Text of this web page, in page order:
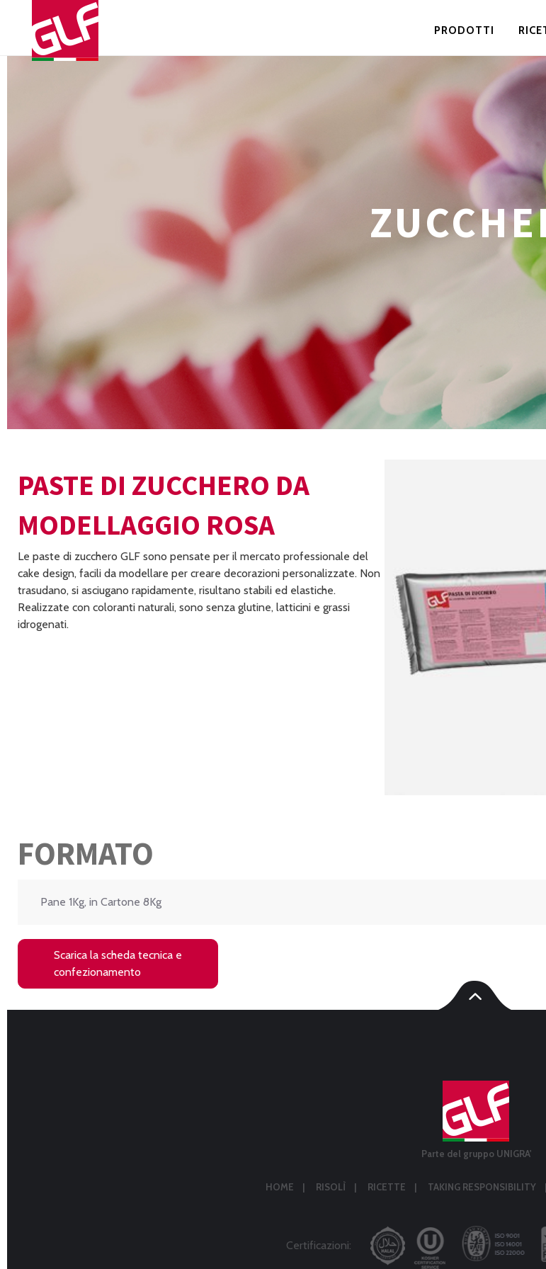
PRODOTTI
PASTE DI ZUCCHERO DA
MODELLAGGIO ROSA
Le paste di zucchero GLF sono pensate per il mercato professionale del
cake design, facili da modellare per creare decorazioni personalizzate. Non
trasudano, si asciugano rapidamente, risultano stabili ed elastiche.
Realizzate con coloranti naturali, sono senza glutine, latticini e grassi
idrogenati.
FORMATO
Pane 1Kg, in Cartone 8Kg
Scarica la scheda tecnica e
confezionamento
Parte del gruppo UNIGRA'
HOME RISOLÌ RICETTE TAKING RESPONSIBILITY
Certificazioni: